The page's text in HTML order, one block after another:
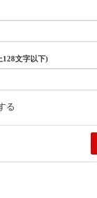
128文字以下)
る